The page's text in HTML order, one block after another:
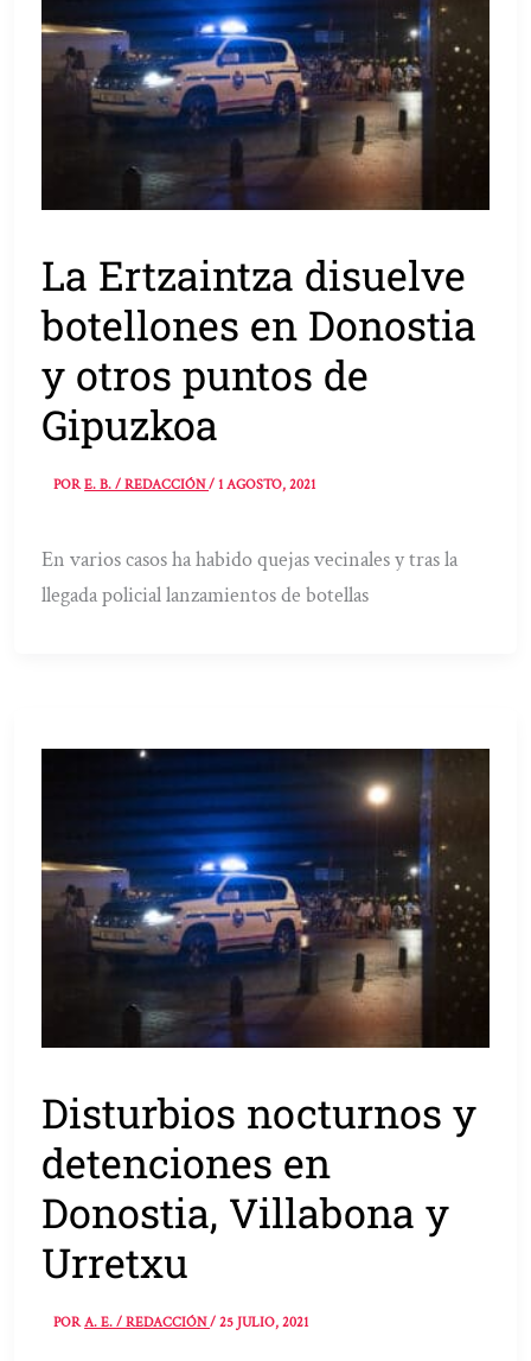
La Ertzaintza disuelve
botellones en Donostia
y otros puntos de
Gipuzkoa
PORE. B. / REDACCIÓN/1 AGOSTO, 2021
En varios casos ha habido quejas vecinales y tras la
llegada policial lanzamientos de botellas
Disturbios nocturnos y
detenciones en
Donostia, Villabona y
Urretxu
PORA. E. / REDACCIÓN/25 JULIO, 2021